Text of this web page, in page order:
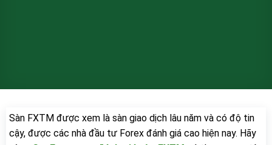
Sàn FXTM được xem là sàn giao dịch lâu năm và có độ tin
cậy, được các nhà đầu tư Forex đánh giá cao hiện nay. Hãy